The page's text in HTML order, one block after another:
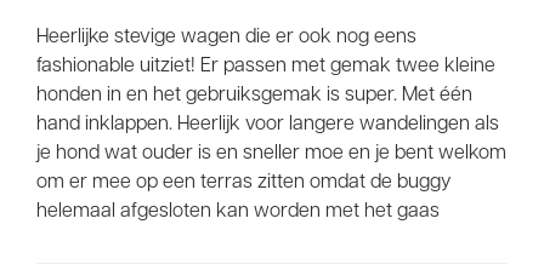
Heerlijke stevige wagen die er ook nog eens
fashionable uitziet! Er passen met gemak twee kleine
honden in en het gebruiksgemak is super. Met één
hand inklappen. Heerlijk voor langere wandelingen als
je hond wat ouder is en sneller moe en je bent welkom
om er mee op een terras zitten omdat de buggy
helemaal afgesloten kan worden met het gaas